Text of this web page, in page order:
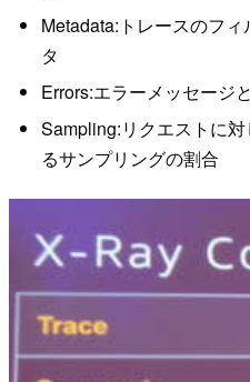
Metadata:トレースのフ
タ
Errors:エラーメッセージ
Sampling:リクエストに
るサンプリングの割合